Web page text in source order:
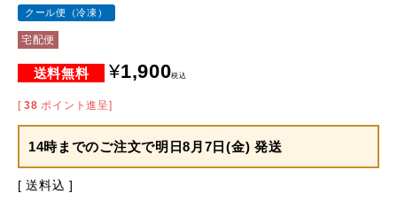
クール便（冷凍）
宅配便
¥1,900税込
[ 38 ポイント進呈]
14時までのご注文で明日8月7日(金) 発送
送料込